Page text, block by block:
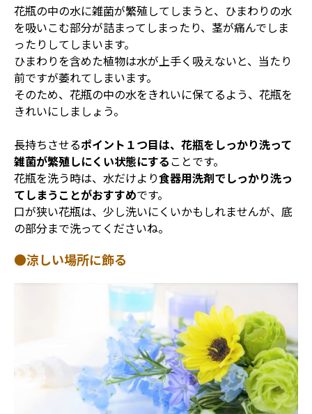
花瓶の中の水に雑菌が繁殖してしまうと、ひまわりの水
を吸いこむ部分が詰まってしまったり、茎が痛んでしま
ったりしてしまいます。
ひまわりを含めた植物は水が上手く吸えないと、当たり
前ですが萎れてしまいます。
そのため、花瓶の中の水をきれいに保てるよう、花瓶を
きれいにしましょう。
長持ちさせるポイント１つ目は、花瓶をしっかり洗って
雑菌が繁殖しにくい状態にすることです。
花瓶を洗う時は、水だけより食器用洗剤でしっかり洗っ
てしまうことがおすすめです。
口が狭い花瓶は、少し洗いにくいかもしれませんが、底
の部分まで洗ってくださいね。
●涼しい場所に飾る